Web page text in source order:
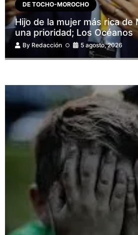
DE TOCHO-MOROCHO
Hijo de la mujer más rica de
una prioridad; Los Océanos
By Redacción 5 agosto, 2026